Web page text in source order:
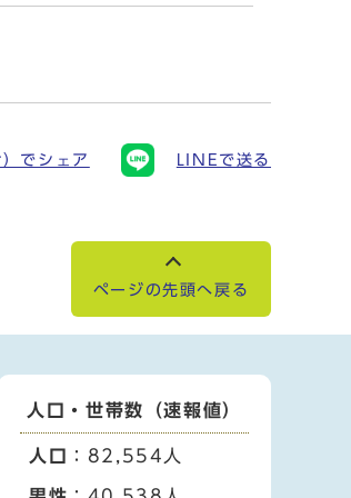
でシェア LINEで送る
ページの先頭へ戻る
人口・世帯数（速報値）
人口 ：82,554人